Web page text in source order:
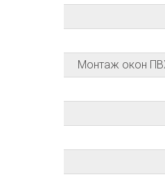
Монтаж окон